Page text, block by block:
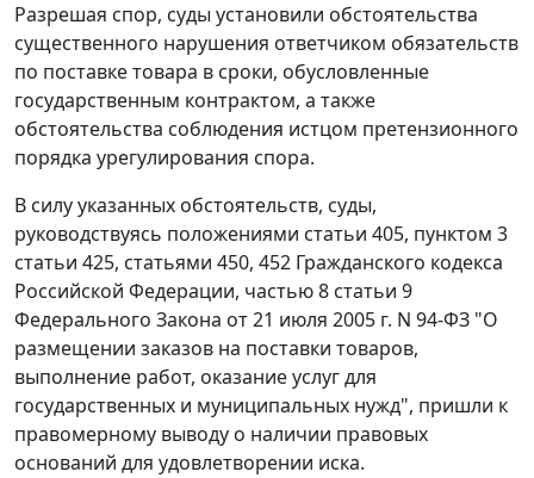
Разрешая спор, суды установили обстоятельства
существенного нарушения ответчиком обязательств
по поставке товара в сроки, обусловленные
государственным контрактом, а также
обстоятельства соблюдения истцом претензионного
порядка урегулирования спора.
В силу указанных обстоятельств, суды,
руководствуясь положениями статьи 405, пунктом 3
статьи 425, статьями 450, 452 Гражданского кодекса
Российской Федерации, частью 8 статьи 9
Федерального Закона от 21 июля 2005 г. N 94-ФЗ "О
размещении заказов на поставки товаров,
выполнение работ, оказание услуг для
государственных и муниципальных нужд", пришли к
правомерному выводу о наличии правовых
оснований для удовлетворении иска.